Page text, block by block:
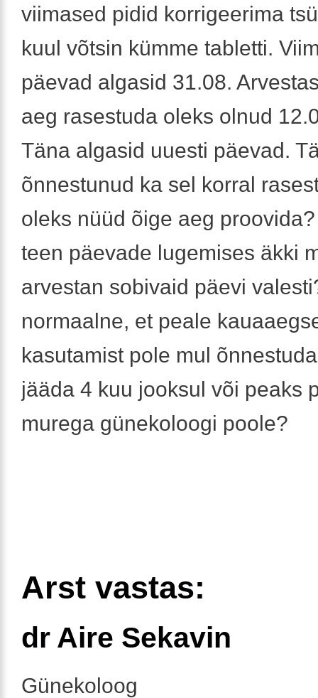
viimased pidid korrigeerima
kuul võtsin kümme tabletti.
päevad algasid 31.08.
aeg rasestuda oleks olnud
Täna algasid uuesti päevad.
õnnestunud ka sel korral
oleks nüüd õige aeg
teen päevade lugemises äkki
arvestan sobivaid päevi
normaalne, et peale
kasutamist pole mul
jääda 4 kuu jooksul või peaks
murega günekoloogi poole?
Arst vastas:
dr Aire Sekavin
Günekoloog